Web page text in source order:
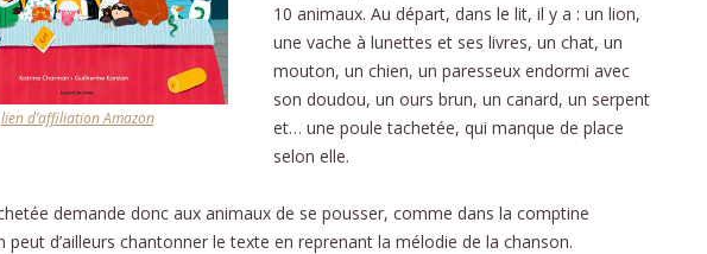
lien d’affiliation Amazon
10 animaux. Au départ, dans le lit, il y a : un lion,
une vache à lunettes et ses livres, un chat, un
mouton, un chien, un paresseux endormi avec
son doudou, un ours brun, un canard, un serpent
et… une poule tachetée, qui manque de place
selon elle.
demande donc aux animaux de se pousser, comme dans la comptine
peut d’ailleurs chantonner le texte en reprenant la mélodie de la chanson.